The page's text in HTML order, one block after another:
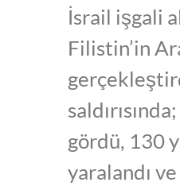
İsrail işgali
Filistin’in
gördü, 130
yaralandı